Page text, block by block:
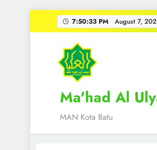
7:50:33 PM August 7,
Ma'had Al
MAN Kota Batu